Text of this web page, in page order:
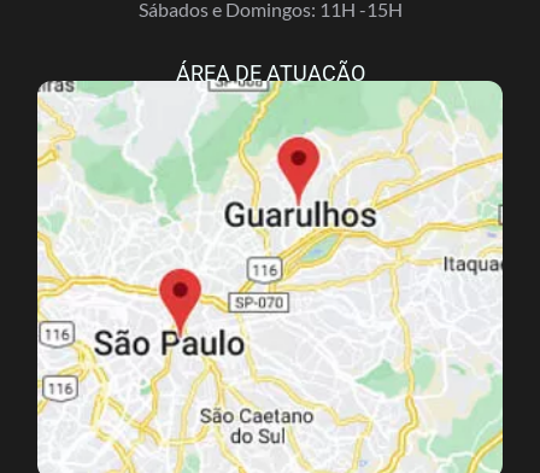
Sábados e Domingos: 11H -15H
ÁREA DE ATUAÇÃO